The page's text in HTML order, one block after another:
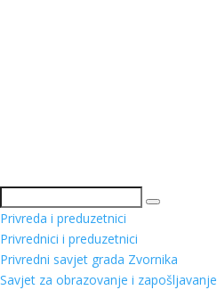
Pretraga
Privreda i preduzetnici
Privrednici i preduzetnici
Privredni savjet grada Zvornika
Savjet za obrazovanje i zapošljavanje